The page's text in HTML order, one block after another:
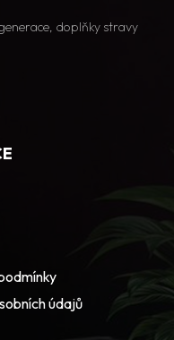
doplňky stravy
údajů